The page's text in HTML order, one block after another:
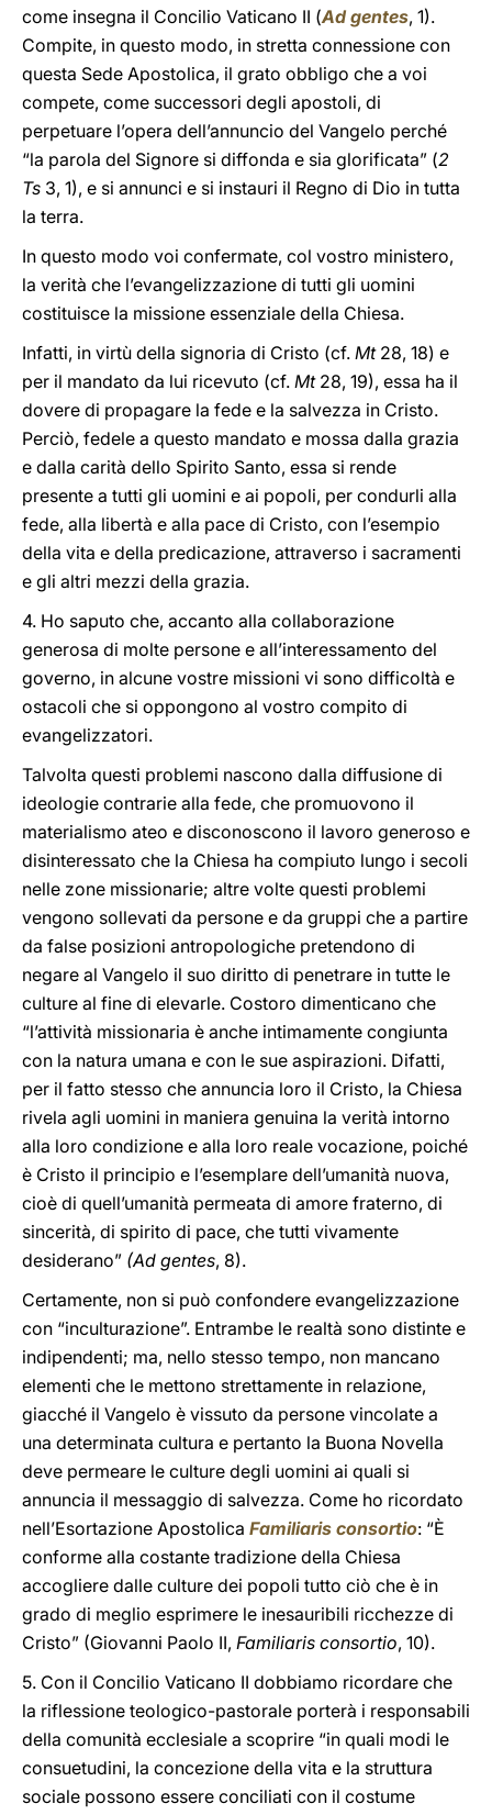
come insegna il Concilio Vaticano II (Ad gentes, 1).
Compite, in questo modo, in stretta connessione con
questa Sede Apostolica, il grato obbligo che a voi
compete, come successori degli apostoli, di
perpetuare l’opera dell’annuncio del Vangelo perché
“la parola del Signore si diffonda e sia glorificata” (2
Ts 3, 1), e si annunci e si instauri il Regno di Dio in tutta
la terra.
In questo modo voi confermate, col vostro ministero,
la verità che l’evangelizzazione di tutti gli uomini
costituisce la missione essenziale della Chiesa.
Infatti, in virtù della signoria di Cristo (cf. Mt 28, 18) e
per il mandato da lui ricevuto (cf. Mt28, 19), essa ha il
dovere di propagare la fede e la salvezza in Cristo.
Perciò, fedele a questo mandato e mossa dalla grazia
e dalla carità dello Spirito Santo, essa si rende
presente a tutti gli uomini e ai popoli, per condurli alla
fede, alla libertà e alla pace di Cristo, con l’esempio
della vita e della predicazione, attraverso i sacramenti
e gli altri mezzi della grazia.
4. Ho saputo che, accanto alla collaborazione
generosa di molte persone e all’interessamento del
governo, in alcune vostre missioni vi sono difficoltà e
ostacoli che si oppongono al vostro compito di
evangelizzatori.
Talvolta questi problemi nascono dalla diffusione di
ideologie contrarie alla fede, che promuovono il
materialismo ateo e disconoscono il lavoro generoso e
disinteressato che la Chiesa ha compiuto lungo i secoli
nelle zone missionarie; altre volte questi problemi
vengono sollevati da persone e da gruppi che a partire
da false posizioni antropologiche pretendono di
negare al Vangelo il suo diritto di penetrare in tutte le
culture al fine di elevarle. Costoro dimenticano che
“l’attività missionaria è anche intimamente congiunta
con la natura umana e con le sue aspirazioni. Difatti,
per il fatto stesso che annuncia loro il Cristo, la Chiesa
rivela agli uomini in maniera genuina la verità intorno
alla loro condizione e alla loro reale vocazione, poiché
è Cristo il principio e l’esemplare dell’umanità nuova,
cioè di quell’umanità permeata di amore fraterno, di
sincerità, di spirito di pace, che tutti vivamente
desiderano” (Ad gentes, 8).
Certamente, non si può confondere evangelizzazione
con “inculturazione”. Entrambe le realtà sono distinte e
indipendenti; ma, nello stesso tempo, non mancano
elementi che le mettono strettamente in relazione,
giacché il Vangelo è vissuto da persone vincolate a
una determinata cultura e pertanto la Buona Novella
deve permeare le culture degli uomini ai quali si
annuncia il messaggio di salvezza. Come ho ricordato
nell’Esortazione Apostolica Familiaris consortio: “È
conforme alla costante tradizione della Chiesa
accogliere dalle culture dei popoli tutto ciò che è in
grado di meglio esprimere le inesauribili ricchezze di
Cristo” (Giovanni Paolo II, Familiaris consortio, 10).
5. Con il Concilio Vaticano II dobbiamo ricordare che
la riflessione teologico-pastorale porterà i responsabili
della comunità ecclesiale a scoprire “in quali modi le
consuetudini, la concezione della vita e la struttura
sociale possono essere conciliati con il costume